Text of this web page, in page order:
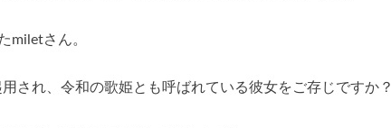
miletさん。
され、令和の歌姫とも呼ばれている彼女をご存じですか？